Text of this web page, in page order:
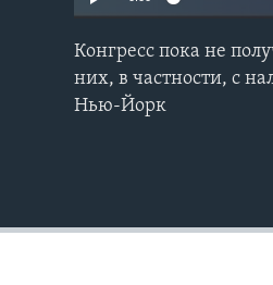
Конгресс пока не
них, в частности, с
Нью-Йорк